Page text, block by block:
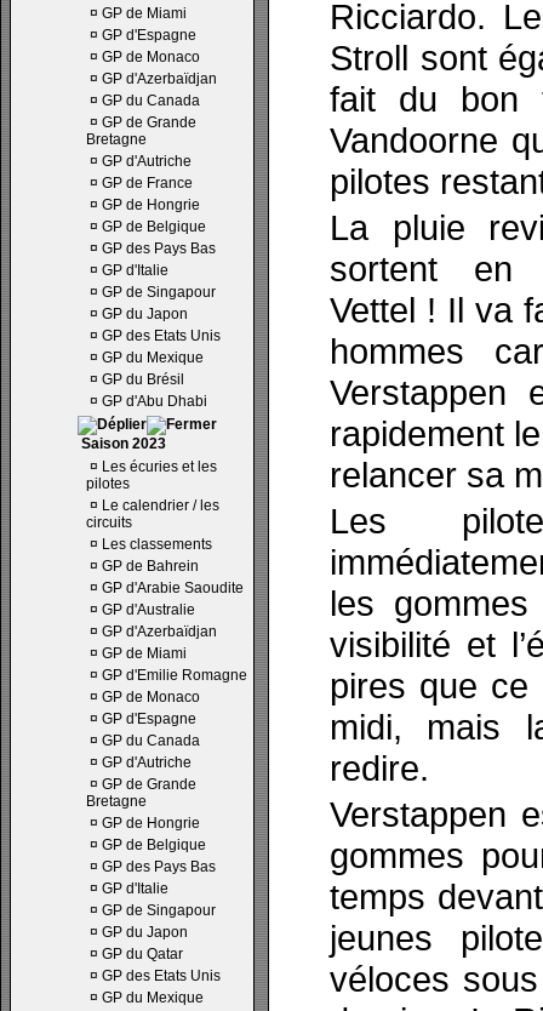
¤ GP de Miami
¤ GP d'Espagne
¤ GP de Monaco
¤ GP d'Azerbaïdjan
¤ GP du Canada
¤ GP de Grande
Bretagne
¤ GP d'Autriche
¤ GP de France
¤ GP de Hongrie
¤ GP de Belgique
¤ GP des Pays Bas
¤ GP d'Italie
¤ GP de Singapour
¤ GP du Japon
¤ GP des Etats Unis
¤ GP du Mexique
¤ GP du Brésil
¤ GP d'Abu Dhabi
Saison 2023
¤ Les écuries et les
pilotes
¤ Le calendrier / les
circuits
¤ Les classements
¤ GP de Bahrein
¤ GP d'Arabie Saoudite
¤ GP d'Australie
¤ GP d'Azerbaïdjan
¤ GP de Miami
¤ GP d'Emilie Romagne
¤ GP de Monaco
¤ GP d'Espagne
¤ GP du Canada
¤ GP d'Autriche
¤ GP de Grande
Bretagne
¤ GP de Hongrie
¤ GP de Belgique
¤ GP des Pays Bas
¤ GP d'Italie
¤ GP de Singapour
¤ GP du Japon
¤ GP du Qatar
¤ GP des Etats Unis
¤ GP du Mexique
Ricciardo.
Stroll sont
fait du bon
Vandoorne
pilotes
La pluie
sortent en
Vettel ! Il va
hommes
Verstappen
rapidement
relancer sa
Les
les
visibilité et
pires que ce
midi, mais
redire.
Verstappen
gommes
temps
jeunes
véloces